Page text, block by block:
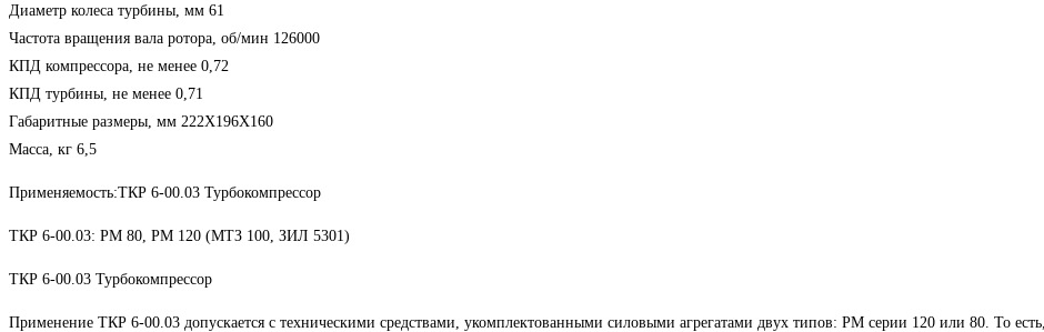
Диаметр колеса турбины, мм 61
Частота вращения вала ротора, об/мин 126000
КПД компрессора, не менее 0,72
КПД турбины, не менее 0,71
Габаритные размеры, мм 222X196X160
Масса, кг 6,5
Применяемость:ТКР 6-00.03 Турбокомпрессор
ТКР 6-00.03: РМ 80, РМ 120 (МТЗ 100, ЗИЛ 5301)
ТКР 6-00.03 Турбокомпрессор
Применение ТКР 6-00.03 допускается с техническими средствами, укомплектованными силовыми агрегатами двух типов: РМ серии 120 или 80. То